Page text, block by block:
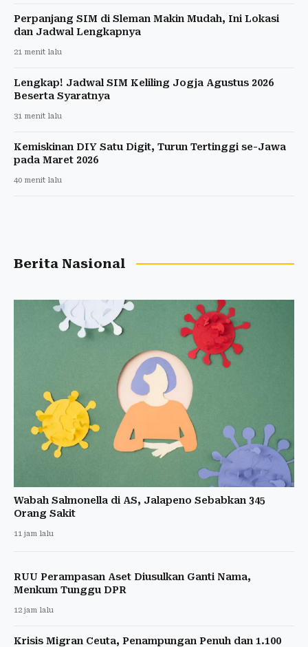
Perpanjang SIM di Sleman Makin Mudah, Ini Lokasi
dan Jadwal Lengkapnya
21 menit lalu
Lengkap! Jadwal SIM Keliling Jogja Agustus 2026
Beserta Syaratnya
31 menit lalu
Kemiskinan DIY Satu Digit, Turun Tertinggi se-Jawa
pada Maret 2026
40 menit lalu
Berita Nasional
Wabah Salmonella di AS, Jalapeno Sebabkan 345
Orang Sakit
11 jam lalu
RUU Perampasan Aset Diusulkan Ganti Nama,
Menkum Tunggu DPR
12 jam lalu
Krisis Migran Ceuta, Penampungan Penuh dan 1.100